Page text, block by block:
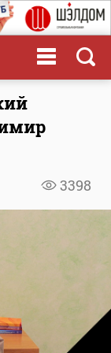
3398